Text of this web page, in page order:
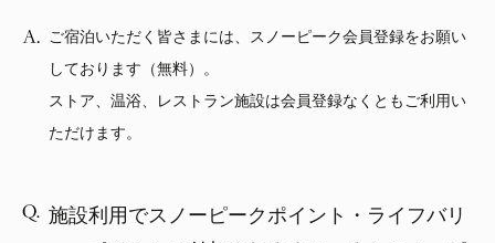
ご宿泊いただく皆さまには、スノーピーク会員登録をお願い
しております（無料）。
ストア、温浴、レストラン施設は会員登録なくともご利用い
ただけます。
施設利用でスノーピークポイント・ライフバリ